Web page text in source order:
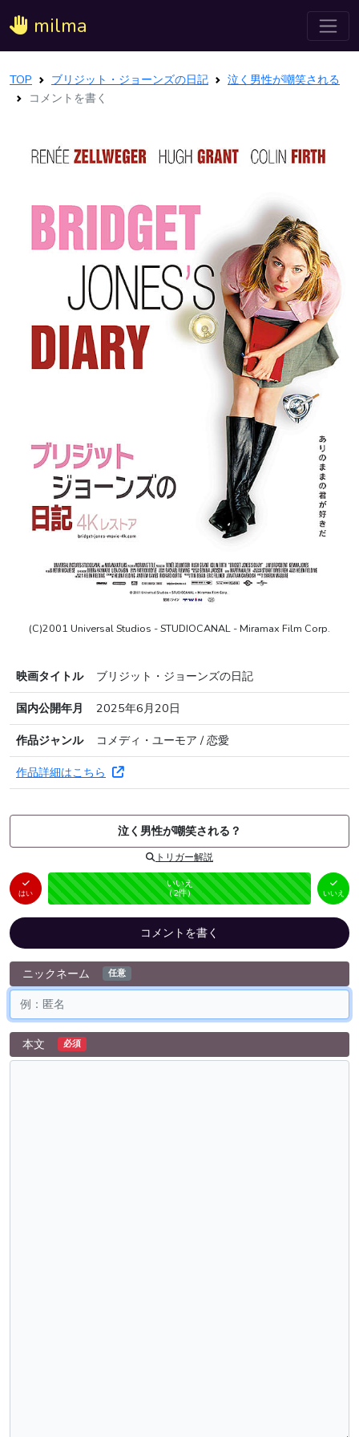
milma
TOP ブリジット・ジョーンズの日記
泣く男性が嘲笑される
コメントを書く
(C)2001 Universal Studios - STUDIOCANAL - Miramax Film Corp.
映画タイトル
ブリジット・ジョーンズの日記
国内公開年月
2025年6月20日
作品ジャンル
コメディ・ユーモア / 恋愛
作品詳細はこちら
泣く男性が嘲笑される？
トリガー解説
はい
はい
（0件）
未投票
いいえ
（2件） いいえ
コメントを書く
ニックネーム 任意
本文 必須